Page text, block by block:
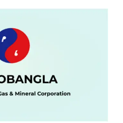
চাকরির সুযোগ-সুবিধাসমূহ